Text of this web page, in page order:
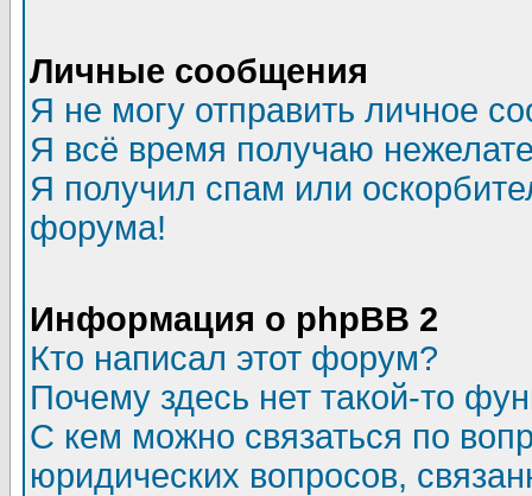
Личные сообщения
Я не могу отправить личное
Я всё время получаю
Я получил спам или
форума!
Информация о phpBB 2
Кто написал этот форум?
Почему здесь нет такой-то
С кем можно связаться по
юридических вопросов,